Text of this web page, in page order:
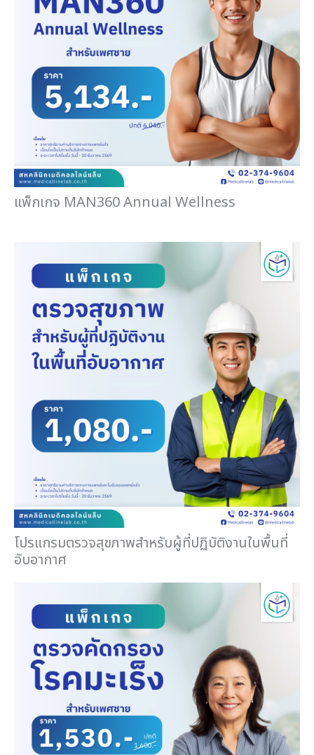
แพ็กเกจ MAN360 Annual Wellness
โปรแกรมตรวจสุขภาพสำหรับผู้ที่ปฏิบัติงานในพื้นที่
อับอากาศ